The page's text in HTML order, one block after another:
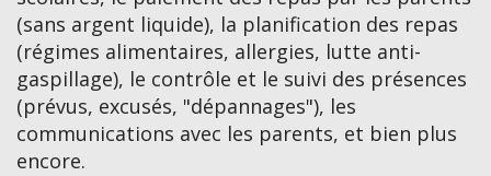
(sans argent liquide), la planification des repas
(régimes alimentaires, allergies, lutte anti-
gaspillage), le contrôle et le suivi des présences
(prévus, excusés, "dépannages"), les
communications avec les parents, et bien plus
encore.